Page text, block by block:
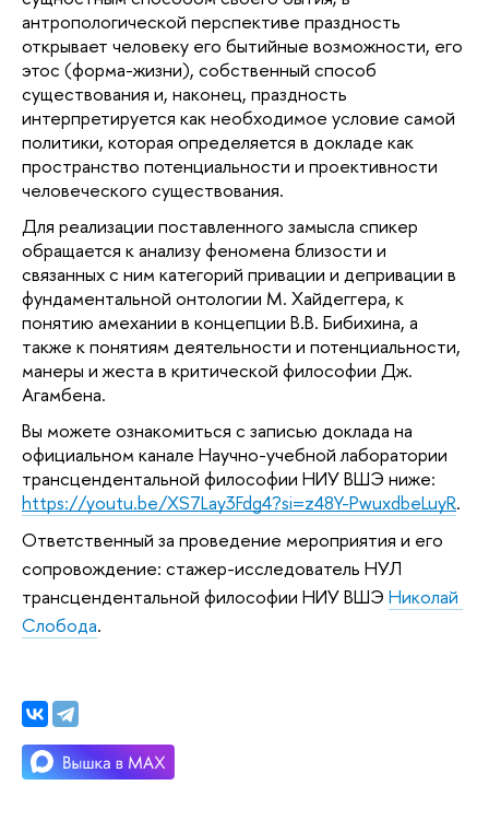
антропологической перспективе праздность
открывает человеку его бытийные возможности, его
этос (форма-жизни), собственный способ
существования и, наконец, праздность
интерпретируется как необходимое условие самой
политики, которая определяется в докладе как
пространство потенциальности и проективности
человеческого существования.
Для реализации поставленного замысла спикер
обращается к анализу феномена близости и
связанных с ним категорий привации и депривации в
фундаментальной онтологии М. Хайдеггера, к
понятию амехании в концепции В.В. Бибихина, а
также к понятиям деятельности и потенциальности,
манеры и жеста в критической философии Дж.
Агамбена.
Вы можете ознакомиться с записью доклада на
официальном канале Научно-учебной лаборатории
https://youtu.be/XS7Lay3Fdg4?si=z48Y-PwuxdbeLuyR.
Ответственный за проведение мероприятия и его
сопровождение: стажер-исследователь НУЛ
трансцендентальной философии НИУ ВШЭ Николай
Слобода.